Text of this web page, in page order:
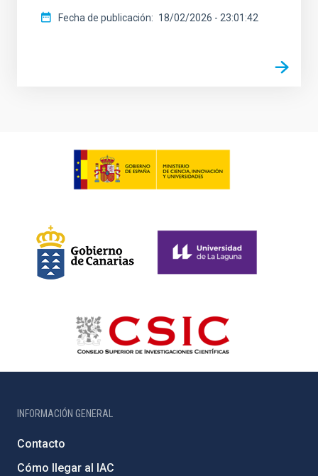
Fecha de publicación 18/02/2026 - 23:01:42
INFORMACIÓN GENERAL
Contacto
Cómo llegar al IAC